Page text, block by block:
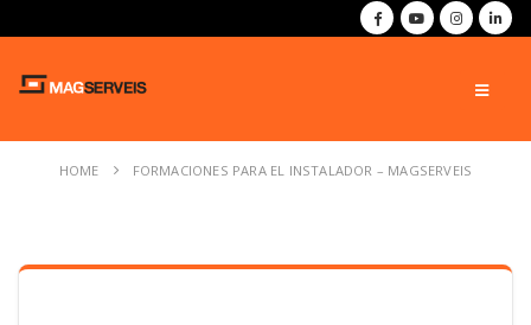
HOME FORMACIONES PARA EL INSTALADOR – MAGSERVEIS